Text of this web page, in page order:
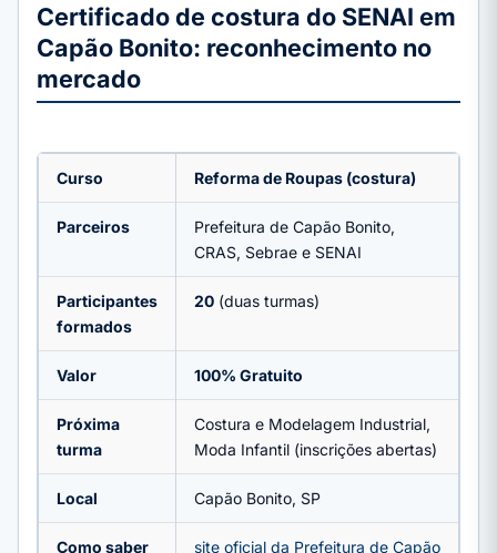
Certificado de costura do SENAI em
Capão Bonito: reconhecimento no
mercado
Curso Reforma de Roupas (costura)
Parceiros
Prefeitura de Capão Bonito,
CRAS, Sebrae e SENAI
Participantes
formados
20 (duas turmas)
Valor 100% Gratuito
Próxima
turma
Costura e Modelagem Industrial,
Moda Infantil (inscrições abertas)
Local Capão Bonito, SP
Como saber
site oficial da Prefeitura de Capão